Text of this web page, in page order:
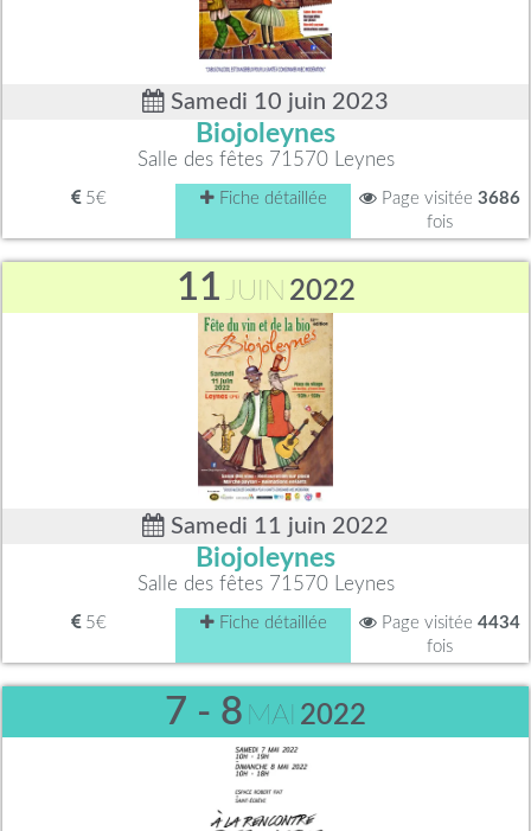
Samedi 10 juin 2023
Biojoleynes
Salle des fêtes 71570 Leynes
5€ Fiche détaillée Page visitée 3686
fois
11 JUIN 2022
Samedi 11 juin 2022
Biojoleynes
Salle des fêtes 71570 Leynes
5€ Fiche détaillée Page visitée 4434
fois
7 - 8 MAI 2022